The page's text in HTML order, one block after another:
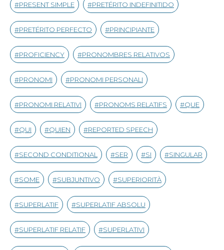
PRESENT SIMPLE PRETÉRITO INDEFINITIDO
PRETÉRITO PERFECTO PRINCIPIANTE
PROFICIENCY PRONOMBRES RELATIVOS
PRONOMI PRONOMI PERSONALI
PRONOMI RELATIVI PRONOMS RELATIFS QUE
QUI QUIEN REPORTED SPEECH
SECOND CONDITIONAL SER SI SINGULAR
SOME SUBJUNTIVO SUPERIORITÀ
SUPERLATIF SUPERLATIF ABSOLU
SUPERLATIF RELATIF SUPERLATIVI